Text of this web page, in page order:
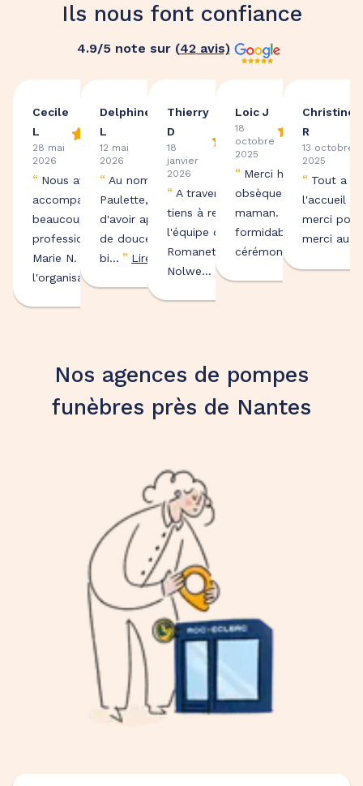
Ils nous font confiance
4.9/5 note sur (42avis)
Cecile
L
28 mai
2026
“ Nous avons été
accompagnés avec
beaucoup de
professionnalisme par
Marie N. pour
l'organisa...
Delphine
L
12 mai
2026
“ Au nom de ma tante
Paulette, je vous remercie
d'avoir apporté beaucoup
de douceur et de
bi... ” Lire plus
Thierry
D
18
janvier
2026
“ A travers ce mail, je
tiens à remercier toute
l'équipe de l'agence
Romanet à Nantes.
Nolwe... ”
Loic J
18
octobre
2025
“ Merci hier pour les
obsèques de ma
maman. Une équipe
formidable, un maître
cérémonie c...
Christine
R
13 octobre
2025
“ Tout a
l'accueil
merci
merci au
Nos agences de pompes
funèbres près de Nantes